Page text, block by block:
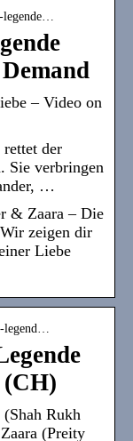
– Video on
der
Sie verbringen
…
& Zaara – Die
zeigen dir
Liebe
Rukh
(Preity